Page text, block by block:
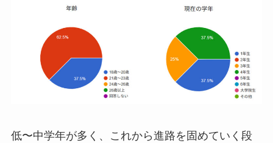
低〜中学年が多く、これから進路を固めていく段